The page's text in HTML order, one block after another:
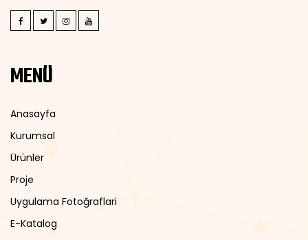
MENÜ
Anasayfa
Kurumsal
Ürünler
Proje
Uygulama Fotoğraflari
E-Katalog